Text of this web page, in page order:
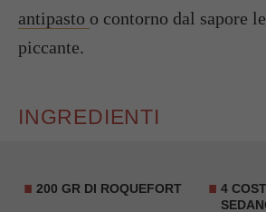
antipasto o contorno dal sapore
piccante.
INGREDIENTI
200 GR DI ROQUEFORT
4